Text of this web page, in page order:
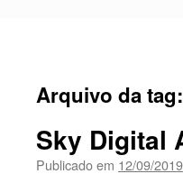
Arquivo da tag:
Sky Digital
Publicado em 12/09/2019